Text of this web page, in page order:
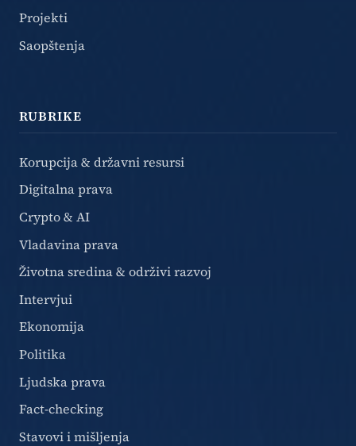
Projekti
Saopštenja
RUBRIKE
Korupcija & državni resursi
Digitalna prava
Crypto & AI
Vladavina prava
Životna sredina & održivi razvoj
Intervjui
Ekonomija
Politika
Ljudska prava
Fact-checking
Stavovi i mišljenja